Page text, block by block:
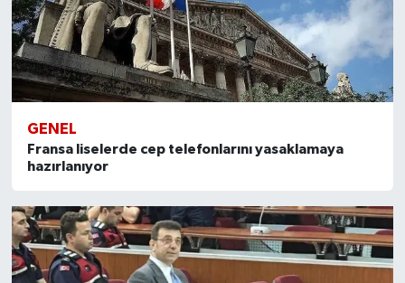
GENEL
Fransa liselerde cep telefonlarını yasaklamaya
hazırlanıyor